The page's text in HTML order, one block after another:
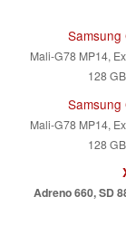
Samsung
Mali-G78 MP14,
128
Samsung
Mali-G78 MP14,
128
Adreno 660, SD